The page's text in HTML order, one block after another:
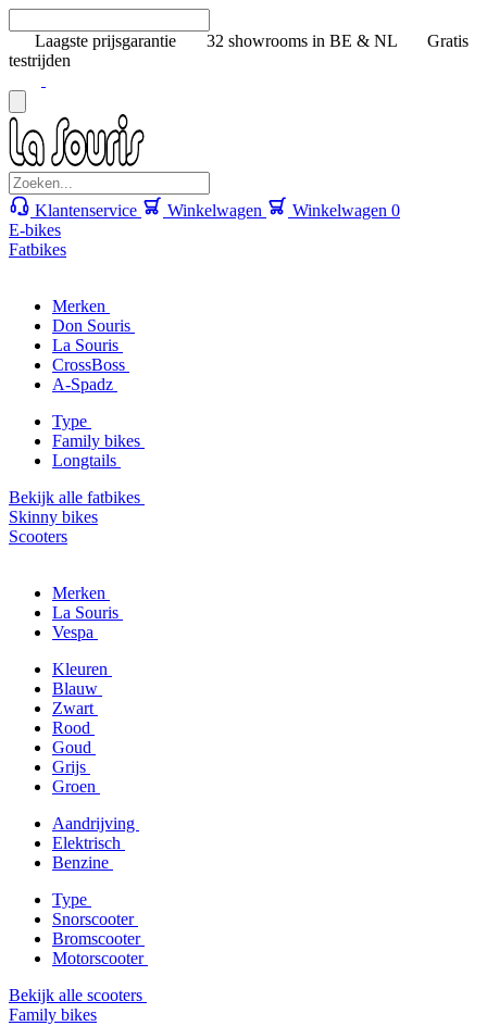
Laagste prijsgarantie 32 showrooms in BE & NL
Gratis
testrijden
Klantenservice Winkelwagen Winkelwagen 0
E-bikes
Fatbikes
Merken
Don Souris
La Souris
CrossBoss
A-Spadz
Type
Family bikes
Longtails
Bekijk alle fatbikes
Skinny bikes
Scooters
Merken
La Souris
Vespa
Kleuren
Blauw
Zwart
Rood
Goud
Grijs
Groen
Aandrijving
Elektrisch
Benzine
Type
Snorscooter
Bromscooter
Motorscooter
Bekijk alle scooters
Family bikes